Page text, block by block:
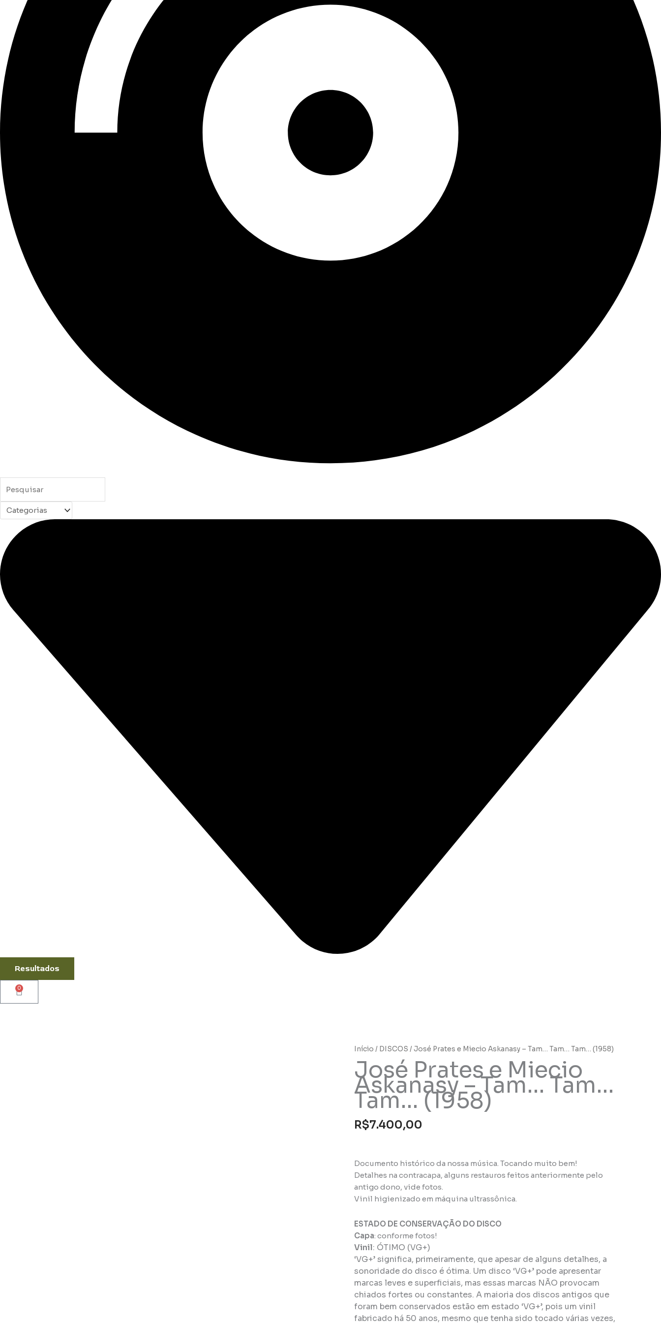
Resultados
0
Cart
Início / DISCOS / José Prates e Miecio Askanasy – Tam… Tam… Tam… (1958)
José Prates e Miecio
Askanasy – Tam… Tam…
Tam… (1958)
R$7.400,00
Documento histórico da nossa música. Tocando muito bem!
Detalhes na contracapa, alguns restauros feitos anteriormente pelo
antigo dono, vide fotos.
Vinil higienizado em máquina ultrassônica.
ESTADO DE CONSERVAÇÃO DO DISCO
Capa: conforme fotos!
Vinil: ÓTIMO (VG+)
‘VG+’ significa, primeiramente, que apesar de alguns detalhes, a
sonoridade do disco é ótima. Um disco ‘VG+’ pode apresentar
marcas leves e superficiais, mas essas marcas NÃO provocam
chiados fortes ou constantes. A maioria dos discos antigos que
foram bem conservados estão em estado ‘VG+’, pois um vinil
fabricado há 50 anos, mesmo que tenha sido tocado várias vezes,